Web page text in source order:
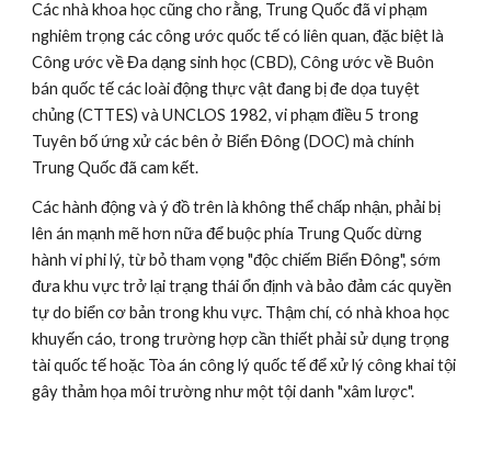
Các nhà khoa học cũng cho rằng, Trung Quốc đã vi phạm
nghiêm trọng các công ước quốc tế có liên quan, đặc biệt là
Công ước về Đa dạng sinh học (CBD), Công ước về Buôn
bán quốc tế các loài động thực vật đang bị đe dọa tuyệt
chủng (CTTES) và UNCLOS 1982, vi phạm điều 5 trong
Tuyên bố ứng xử các bên ở Biển Đông (DOC) mà chính
Trung Quốc đã cam kết.
Các hành động và ý đồ trên là không thể chấp nhận, phải bị
lên án mạnh mẽ hơn nữa để buộc phía Trung Quốc dừng
hành vi phi lý, từ bỏ tham vọng "độc chiếm Biển Đông", sớm
đưa khu vực trở lại trạng thái ổn định và bảo đảm các quyền
tự do biển cơ bản trong khu vực. Thậm chí, có nhà khoa học
khuyến cáo, trong trường hợp cần thiết phải sử dụng trọng
tài quốc tế hoặc Tòa án công lý quốc tế để xử lý công khai tội
gây thảm họa môi trường như một tội danh "xâm lược".